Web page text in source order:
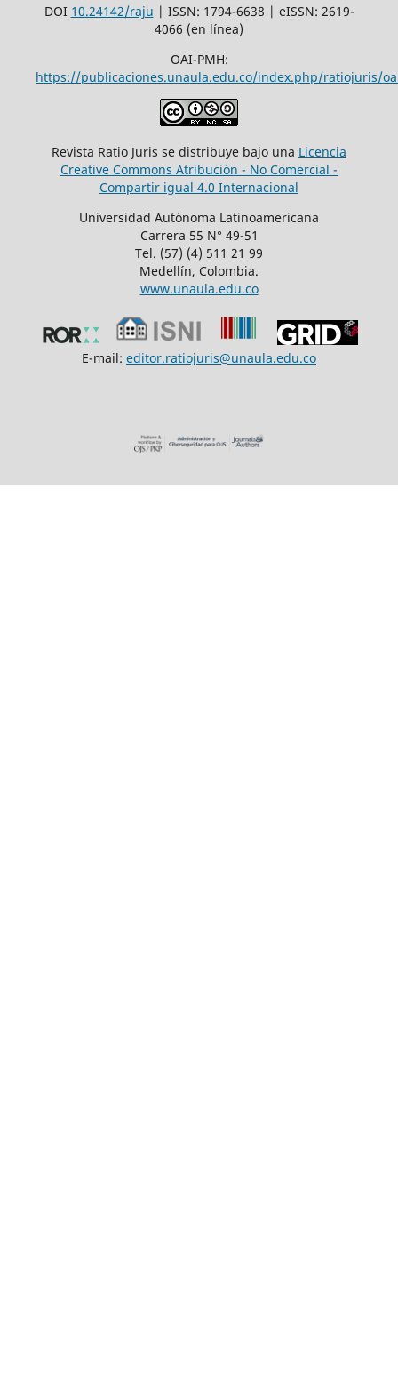
DOI 10.24142/raju | ISSN: 1794-6638 | eISSN: 2619-
4066 (en línea)
OAI-PMH:
https://publicaciones.unaula.edu.co/index.php/ratiojuris/
Revista Ratio Juris se distribuye bajo una Licencia
Creative Commons Atribución - No Comercial -
Compartir igual 4.0 Internacional
Universidad Autónoma Latinoamericana
Carrera 55 N° 49-51
Tel. (57) (4) 511 21 99
Medellín, Colombia.
www.unaula.edu.co
E-mail: editor.ratiojuris@unaula.edu.co